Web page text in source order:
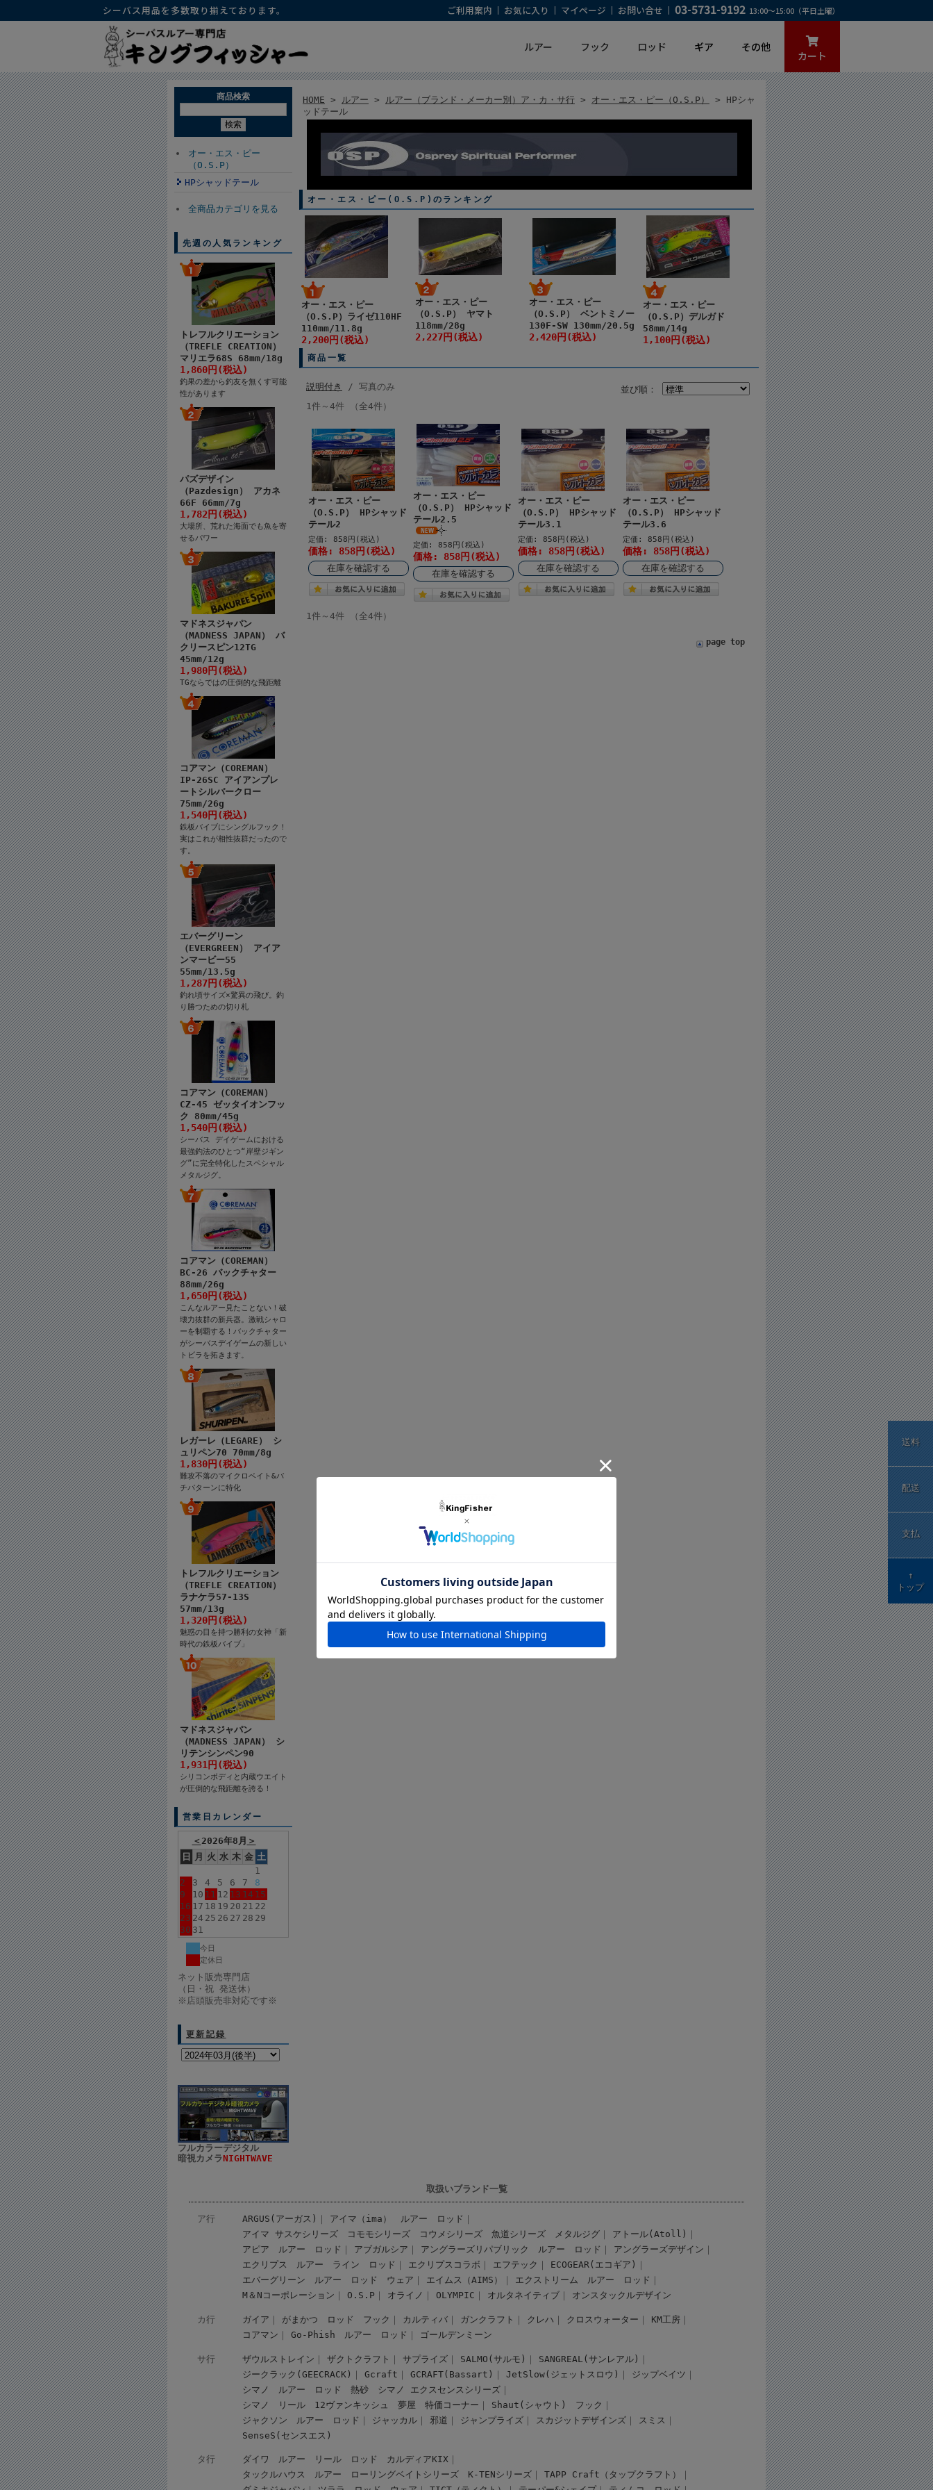
シーバス用品を多数取り揃えております。 ご利用案内 お気に入り マイページ お問い合せ 03-5731-9192 13:00～15:00（平日土曜）
ルアー フック ロッド ギア その他
カート
商品検索
オー・エス・ピー
（O.S.P）
HPシャッドテール
全商品カテゴリを見る
先週の人気ランキング
トレフルクリエーション
（TREFLE CREATION）
マリエラ68S 68mm/18g
1,860円(税込)
釣果の差から釣友を無くす可能
性があります
パズデザイン
（Pazdesign） アカネ
66F 66mm/7g
1,782円(税込)
大場所、荒れた海面でも魚を寄
せるパワー
マドネスジャパン
（MADNESS JAPAN） バ
クリースピン12TG
45mm/12g
1,980円(税込)
TGならではの圧倒的な飛距離
コアマン（COREMAN）
IP-26SC アイアンプレ
ートシルバークロー
75mm/26g
1,540円(税込)
鉄板バイブにシングルフック！
実はこれが相性抜群だったので
す。
エバーグリーン
（EVERGREEN） アイア
ンマービー55
55mm/13.5g
1,287円(税込)
釣れ頃サイズ×驚異の飛び。釣
り勝つための切り札
コアマン（COREMAN）
CZ-45 ゼッタイオンフッ
ク 80mm/45g
1,540円(税込)
シーバス デイゲームにおける
最強釣法のひとつ“岸壁ジギン
グ”に完全特化したスペシャル
メタルジグ。
コアマン（COREMAN）
BC-26 バックチャター
88mm/26g
1,650円(税込)
こんなルアー見たことない！破
壊力抜群の新兵器。激戦シャロ
ーを制覇する！バックチャター
がシーバスデイゲームの新しい
トビラを拓きます。
レガーレ（LEGARE） シ
ュリペン70 70mm/8g
1,830円(税込)
難攻不落のマイクロベイト&バ
チパターンに特化
トレフルクリエーション
（TREFLE CREATION）
ラナケラ57-13S
57mm/13g
1,320円(税込)
魅惑の目を持つ勝利の女神「新
時代の鉄板バイブ」
マドネスジャパン
（MADNESS JAPAN） シ
リテンシンペン90
1,931円(税込)
シリコンボディと内蔵ウエイト
が圧倒的な飛距離を誇る！
営業日カレンダー
＜ 2026年8月 ＞
日
月 火 水 木 金 土
1
2
3 4 5 6 7
8
9
10 11 12 13 14 15
16 17 18 19 20 21 22
23 24 25 26 27 28 29
30 31
今日
定休日
ネット販売専門店
（日・祝 発送休）
※店頭販売非対応です※
更新記録
フルカラーデジタル
暗視カメラNIGHTWAVE
HOME > ルアー > ルアー（ブランド・メーカー別）ア・カ・サ行 > オー・エス・ピー（O.S.P）
> HPシャ
ッドテール
オー・エス・ピー(O.S.P)のランキング
オー・エス・ピー
（O.S.P）ライゼ110HF
110mm/11.8g
2,200円(税込)
オー・エス・ピー
（O.S.P） ヤマト
118mm/28g
2,227円(税込)
オー・エス・ピー
（O.S.P） ベントミノー
130F-SW 130mm/20.5g
2,420円(税込)
オー・エス・ピー
（O.S.P）デルガド
58mm/14g
1,100円(税込)
商品一覧
並び順：
説明付き
/ 写真のみ
1件～4件 （全4件）
オー・エス・ピー
（O.S.P） HPシャッド
テール2
定価: 858円(税込)
価格: 858円(税込)
在庫を確認する
オー・エス・ピー
（O.S.P） HPシャッド
テール2.5
定価: 858円(税込)
価格: 858円(税込)
在庫を確認する
オー・エス・ピー
（O.S.P） HPシャッド
テール3.1
定価: 858円(税込)
価格: 858円(税込)
在庫を確認する
オー・エス・ピー
（O.S.P） HPシャッド
テール3.6
定価: 858円(税込)
価格: 858円(税込)
在庫を確認する
1件～4件 （全4件）
page top
取扱いブランド一覧
ア行 ARGUS(アーガス) アイマ（ima） ルアー
ロッド
アイマ サスケシリーズ
コモモシリーズ コウメシリーズ 魚道シリーズ メタルジグ
アトール(Atoll)
アピア ルアー
ロッド アブガルシア アングラーズリパブリック ルアー ロッド
アングラーズデザイン
エクリプス ルアー
ライン ロッド エクリプスコラボ エフテック
ECOGEAR(エコギア)
エバーグリーン ルアー
ロッド ウェア エイムス（AIMS） エクストリーム ルアー
ロッド
M＆Nコーポレーション
O.S.P オライノ OLYMPIC オルタネイティブ オンスタックルデザイン
カ行 ガイア がまかつ ロッド フック カルティバ ガンクラフト クレハ クロスウォーター
KM工房
コアマン
Go-Phish ルアー ロッド ゴールデンミーン
サ行 ザウルストレイン ザクトクラフト サプライズ SALMO(サルモ)
SANGREAL(サンレアル)
ジークラック(GEECRACK)
Gcraft GCRAFT(Bassart) JetSlow(ジェットスロウ)
ジップベイツ
シマノ ルアー
ロッド 熱砂
シマノ エクスセンスシリーズ
シマノ リール
12ヴァンキッシュ 夢屋 特価コーナー Shaut(シャウト)
フック
ジャクソン ルアー
ロッド ジャッカル 邪道 ジャンプライズ スカジットデザインズ
スミス
SenseS(センスエス)
タ行 ダイワ ルアー リール ロッド
カルディアKIX
タックルハウス ルアー
ローリングベイトシリーズ K-TENシリーズ
TAPP Craft（タップクラフト）
送料
配送
支払
↑
トップ